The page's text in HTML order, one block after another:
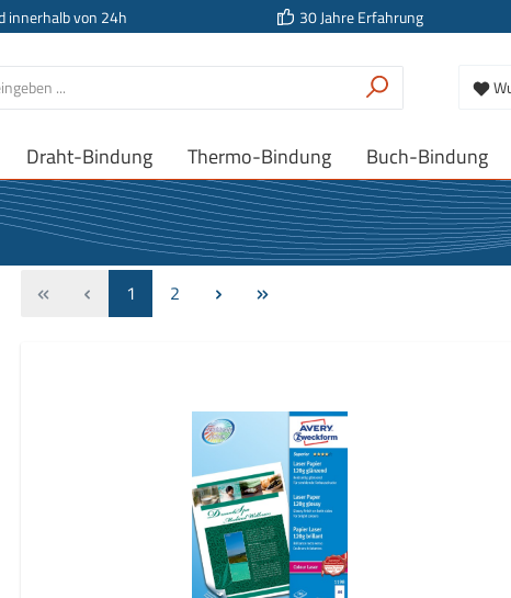
innerhalb von 24h 30 Jahre Erfahrung
Draht-Bindung Thermo-Bindung Buch-Bindung
Seite
1 Seite
2